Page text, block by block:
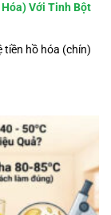
Với Tinh Bột
tiền hồ hóa (chín)